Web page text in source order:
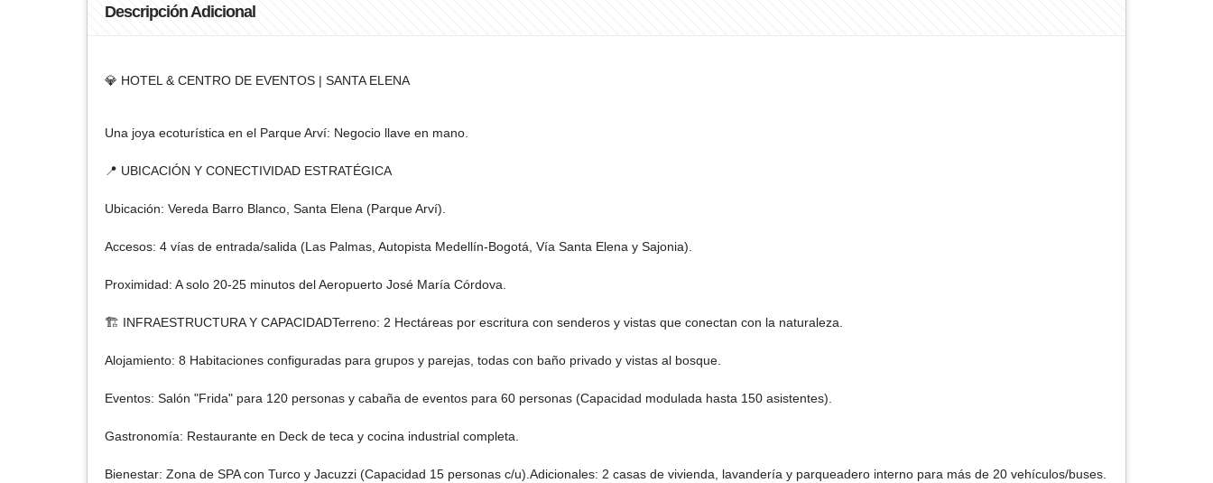
Descripción Adicional
💎 HOTEL & CENTRO DE EVENTOS | SANTA ELENA
Una joya ecoturística en el Parque Arví: Negocio llave en mano.
📍 UBICACIÓN Y CONECTIVIDAD ESTRATÉGICA
Ubicación: Vereda Barro Blanco, Santa Elena (Parque Arví).
Accesos: 4 vías de entrada/salida (Las Palmas, Autopista Medellín-Bogotá, Vía Santa Elena y Sajonia).
Proximidad: A solo 20-25 minutos del Aeropuerto José María Córdova.
🏗️ INFRAESTRUCTURA Y CAPACIDADTerreno: 2 Hectáreas por escritura con senderos y vistas que conectan con la naturaleza.
Alojamiento: 8 Habitaciones configuradas para grupos y parejas, todas con baño privado y vistas al bosque.
Eventos: Salón "Frida" para 120 personas y cabaña de eventos para 60 personas (Capacidad modulada hasta 150 asistentes).
Gastronomía: Restaurante en Deck de teca y cocina industrial completa.
Bienestar: Zona de SPA con Turco y Jacuzzi (Capacidad 15 personas c/u).Adicionales: 2 casas de vivienda, lavandería y parqueadero interno para más de 20 vehículos/buses.